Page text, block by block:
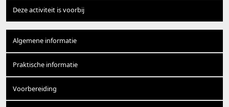
Deze activiteit is voorbij
Algemene informatie
Praktische informatie
Voorbereiding